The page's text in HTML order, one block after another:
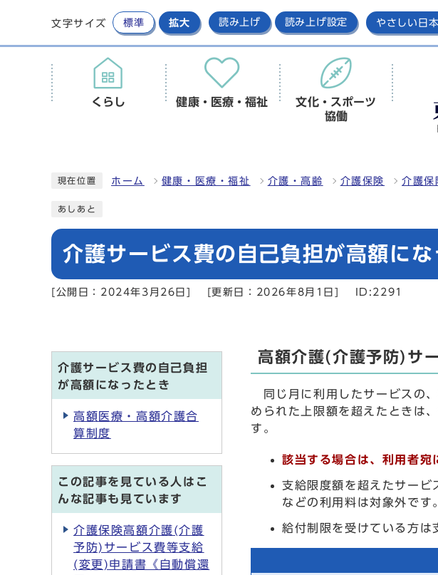
文字サイズ 標準 拡大 読み上げ 読み上げ設定 やさしい日
くらし 健康・医療・福祉
文化・スポーツ
協働
現在位置 ホーム 健康・医療・福祉 介護・高齢 介護保険 介護保
あしあと
介護サービス費の自己負担が高額にな
[公開日：2024年3月26日] [更新日：2026年8月1日] ID:2291
高額介護(介護予防)サ
同じ月に利用したサービスの
められた上限額を超えたときは
す。
該当する場合は、利用者宛
支給限度額を超えたサービ
などの利用料は対象外です
給付制限を受けている方は
介護サービス費の自己負担
が高額になったとき
高額医療・高額介護合
算制度
この記事を見ている人はこ
んな記事も見ています
介護保険高額介護(介護
予防)サービス費等支給
(変更)申請書《自動償還